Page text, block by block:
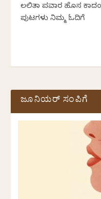
ಲಲಿತಾ ಪವಾರ ಹೊಸ
ಪುಟಗಳು ನಿಮ್ಮ ಓದಿಗೆ
ಜೂನಿಯರ್ ಸಂಪಿಗೆ